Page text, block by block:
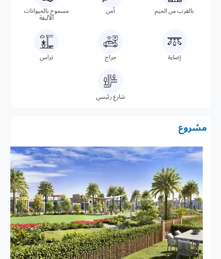
بالقرب من الجيم أمن
مسموح بالحيوانات
الأليفة
إضاءة جراج تراس
شارع رئيسي
مشروع